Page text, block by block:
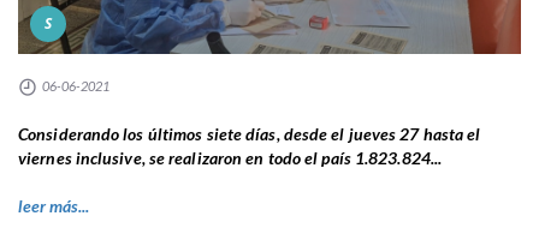
S
06-06-2021
Considerando los últimos siete días, desde el jueves 27 hasta el
viernes inclusive, se realizaron en todo el país 1.823.824...
leer más...